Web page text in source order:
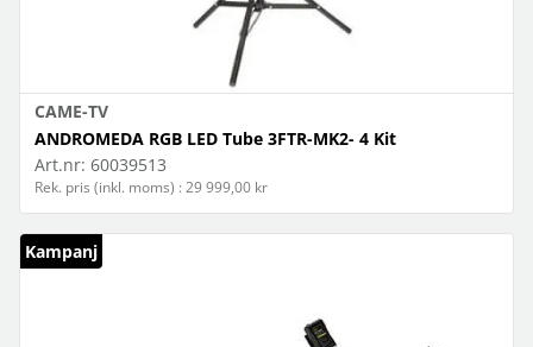
CAME-TV
ANDROMEDA RGB LED Tube 3FTR-MK2- 4 Kit
Art.nr: 60039513
Rek. pris (inkl. moms) : 29 999,00 kr
Kampanj